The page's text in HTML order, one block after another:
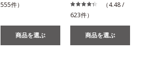
555件）
商品を選ぶ
（4.48 /
623件）
商品を選ぶ